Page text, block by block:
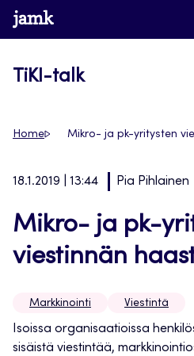
Siirry
suoraan
www.jamk.fi
TiKI-talk
Home Mikro- ja pk-yritysten
18.1.2019 | 13:44 Pia Pihlainen
Mikro- ja pk-
viestinnän
Markkinointi Viestintä
Isoissa organisaatioissa
sisäistä viestintää,